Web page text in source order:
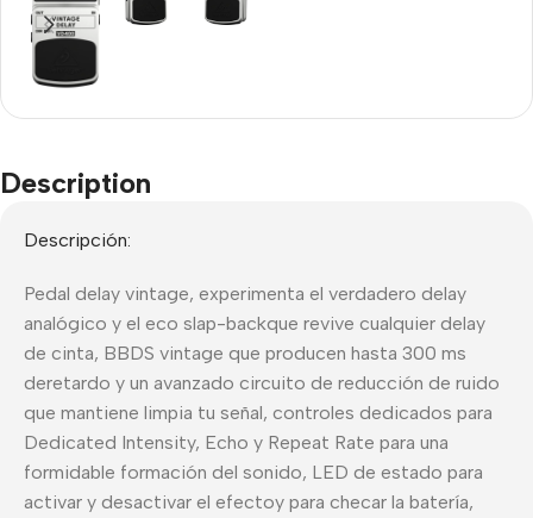
Description
Descripción:
Pedal delay vintage, experimenta el verdadero delay
analógico y el eco slap-backque revive cualquier delay
de cinta, BBDS vintage que producen hasta 300 ms
deretardo y un avanzado circuito de reducción de ruido
que mantiene limpia tu señal, controles dedicados para
Dedicated Intensity, Echo y Repeat Rate para una
formidable formación del sonido, LED de estado para
activar y desactivar el efectoy para checar la batería,